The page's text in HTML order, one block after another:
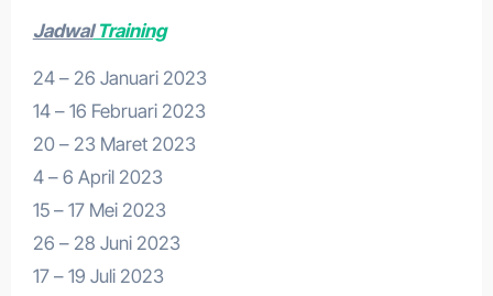
JadwalTraining
24 – 26 Januari 2023
14 – 16 Februari 2023
20 – 23 Maret 2023
4 – 6 April 2023
15 – 17 Mei 2023
26 – 28 Juni 2023
17 – 19 Juli 2023